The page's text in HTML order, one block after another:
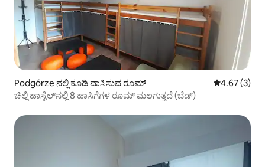
Podgórze ನಲ್ಲಿ ಕೂಡಿ ವಾಸಿಸುವ ರೂಮ್ 5 ರಲ್ಲಿ 4.67
4.67 (3)
ಚಿಲ್ಲಿ ಹಾಸ್ಟೆಲ್‌ನಲ್ಲಿ 8 ಹಾಸಿಗೆಗಳ ರೂಮ್ ಮಲಗುತ್ತದೆ (ಬೆಡ್)